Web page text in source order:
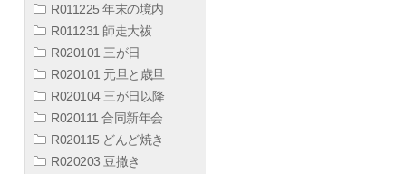
R011225 年末の境内
R011231 師走大祓
R020101 三が日
R020101 元旦と歳旦
R020104 三が日以降
R020111 合同新年会
R020115 どんど焼き
R020203 豆撒き